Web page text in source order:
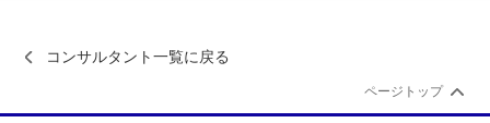
コンサルタント一覧に戻る
ページトップ